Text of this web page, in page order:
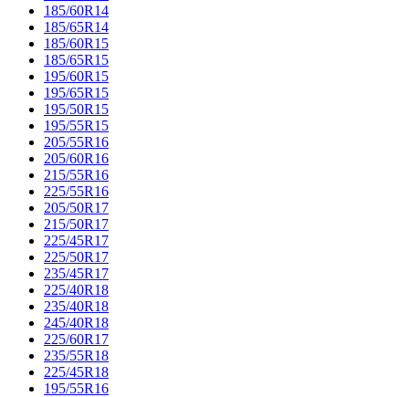
185/60R14
185/65R14
185/60R15
185/65R15
195/60R15
195/65R15
195/50R15
195/55R15
205/55R16
205/60R16
215/55R16
225/55R16
205/50R17
215/50R17
225/45R17
225/50R17
235/45R17
225/40R18
235/40R18
245/40R18
225/60R17
235/55R18
225/45R18
195/55R16